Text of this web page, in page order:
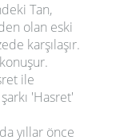
Tan,
olan eski
karşılaşır.
ile
'Hasret'
yıllar önce